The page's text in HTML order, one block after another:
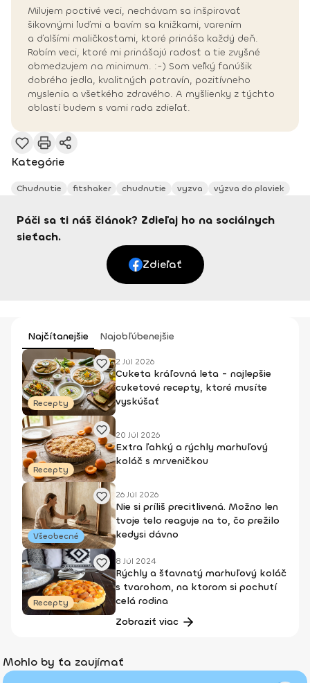
Milujem poctivé veci, nechávam sa inšpirovať
šikovnými ľuďmi a bavím sa knižkami, varením
a ďalšími maličkosťami, ktoré prináša každý deň.
Robím veci, ktoré mi prinášajú radosť a tie zvyšné
obmedzujem na minimum. :-) Som veľký fanúšik
dobrého jedla, kvalitných potravín, pozitívneho
myslenia a všetkého zdravého. A myšlienky z týchto
oblastí budem s vami rada zdieľať.
Kategórie
Chudnutie fitshaker chudnutie vyzva výzva do plaviek
Páči sa ti náš článok? Zdieľaj ho na sociálnych
sieťach.
Zdieľať
Najčítanejšie Najobľúbenejšie
Recepty
2 Júl 2026
Cuketa kráľovná leta - najlepšie
cuketové recepty, ktoré musíte
vyskúšať
Recepty
20 Júl 2026
Extra ľahký a rýchly marhuľový
koláč s mrveničkou
Všeobecné
26 Júl 2026
Nie si príliš precitlivená. Možno len
tvoje telo reaguje na to, čo prežilo
kedysi dávno
Recepty
8 Júl 2024
Rýchly a šťavnatý marhuľový koláč
s tvarohom, na ktorom si pochutí
celá rodina
Zobraziť viac
Mohlo by ťa zaujímať